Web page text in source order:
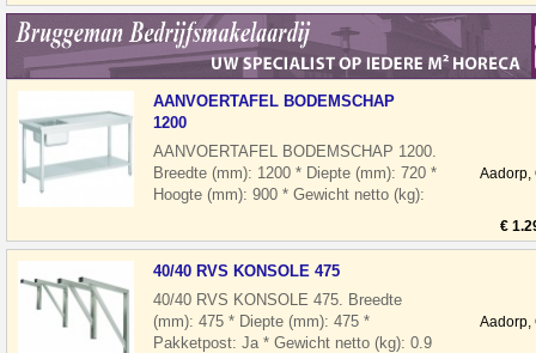
AANVOERTAFEL BODEMSCHAP
1200
AANVOERTAFEL BODEMSCHAP 1200.
Breedte (mm): 1200 * Diepte (mm): 720 *
Hoogte (mm): 900 * Gewicht netto (kg):
Aadorp,
€
40/40 RVS KONSOLE 475
40/40 RVS KONSOLE 475. Breedte
(mm): 475 * Diepte (mm): 475 *
Pakketpost: Ja * Gewicht netto (kg): 0.9
Aadorp,